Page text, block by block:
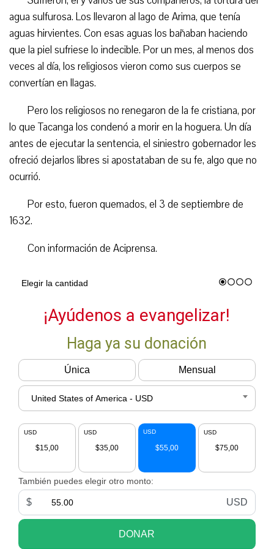
agua sulfurosa. Los llevaron al lago de Arima, que tenía
aguas hirvientes. Con esas aguas los bañaban haciendo
que la piel sufriese lo indecible. Por un mes, al menos dos
veces al día, los religiosos vieron como sus cuerpos se
convertían en llagas.
Pero los religiosos no renegaron de la fe cristiana, por
lo que Tacanga los condenó a morir en la hoguera. Un día
antes de ejecutar la sentencia, el siniestro gobernador les
ofreció dejarlos libres si apostataban de su fe, algo que no
ocurrió.
Por esto, fueron quemados, el 3 de septiembre de
1632.
Con información de Aciprensa.